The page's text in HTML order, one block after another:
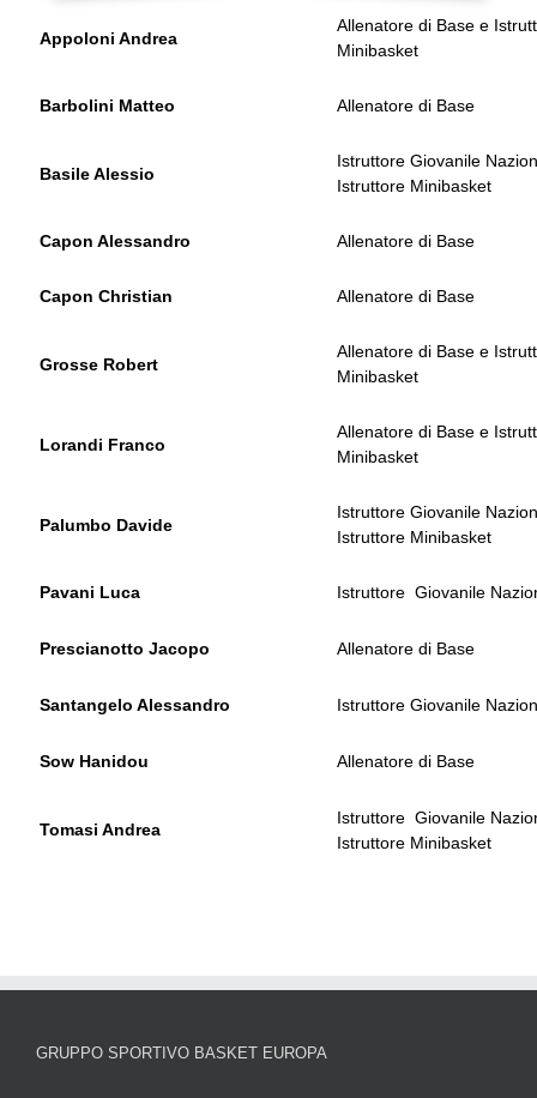
Appoloni Andrea
Allenatore di Base e
Minibasket
Barbolini Matteo Allenatore di Base
Basile Alessio
Istruttore Giovanile
Istruttore Minibasket
Capon Alessandro Allenatore di Base
Capon Christian Allenatore di Base
Grosse Robert
Allenatore di Base e
Minibasket
Lorandi Franco
Allenatore di Base e
Minibasket
Palumbo Davide
Istruttore Giovanile
Istruttore Minibasket
Pavani Luca Istruttore Giovanile
Prescianotto Jacopo Allenatore di Base
Santangelo Alessandro Istruttore Giovanile
Sow Hanidou Allenatore di Base
Tomasi Andrea
Istruttore Giovanile
Istruttore Minibasket
GRUPPO SPORTIVO BASKET EUROPA